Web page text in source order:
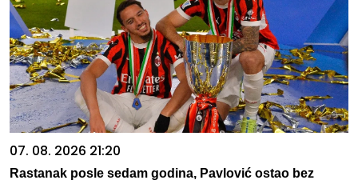
07. 08. 2026 21:20
Rastanak posle sedam godina, Pavlović ostao bez